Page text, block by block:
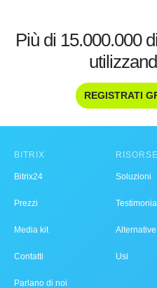
Più di 15.000.000
REGISTRATI
BITRIX
Bitrix24
Prezzi
Media kit
Contatti
Parlano di noi
RISORSE
Soluzioni
Alternative
Usi